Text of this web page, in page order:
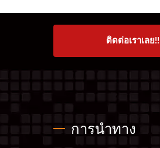
ติดต่อเราเลย!!
การนำทาง